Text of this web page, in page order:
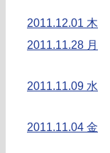
2011.12.01 木
2011.11.28 月
2011.11.09 水
2011.11.04 金